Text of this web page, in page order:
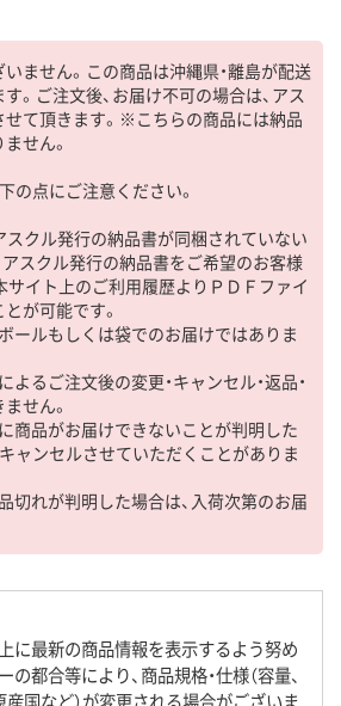
ません。この商品は沖縄県・離島が配送
。ご注文後、お届け不可の場合は、アス
せて頂きます。※こちらの商品には納品
せん。
の点にご注意ください。
スクル発行の納品書が同梱されていない
スクル発行の納品書をご希望のお客様
サイト上のご利用履歴よりＰＤＦファイ
が可能です。
ールもしくは袋でのお届けではありま
よるご注文後の変更・キャンセル・返品・
せん。
商品がお届けできないことが判明した
ャンセルさせていただくことがありま
切れが判明した場合は、入荷次第のお届
に最新の商品情報を表示するよう努め
都合等により、商品規格・仕様（容量、
産国など）が変更される場合がございま